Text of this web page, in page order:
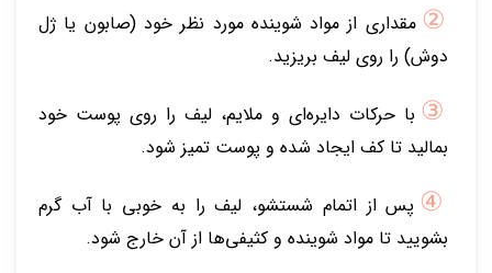
② مقداری از مواد شوینده مورد نظر خود (صابون یا ژل
دوش) را روی لیف بریزید.
③ با حرکات دایره‌ای و ملایم، لیف را روی پوست خود
بمالید تا کف ایجاد شده و پوست تمیز شود.
④ پس از اتمام شستشو، لیف را به خوبی با آب گرم
بشویید تا مواد شوینده و کثیفی‌ها از آن خارج شود.